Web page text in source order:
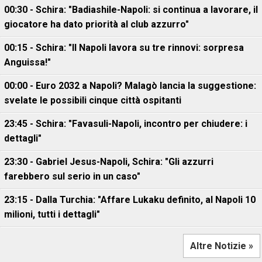
00:30 - Schira: "Badiashile-Napoli: si continua a lavorare, il
giocatore ha dato priorità al club azzurro"
00:15 - Schira: "Il Napoli lavora su tre rinnovi: sorpresa
Anguissa!"
00:00 - Euro 2032 a Napoli? Malagò lancia la suggestione:
svelate le possibili cinque città ospitanti
23:45 - Schira: "Favasuli-Napoli, incontro per chiudere: i
dettagli"
23:30 - Gabriel Jesus-Napoli, Schira: "Gli azzurri
farebbero sul serio in un caso"
23:15 - Dalla Turchia: "Affare Lukaku definito, al Napoli 10
milioni, tutti i dettagli"
Altre Notizie »